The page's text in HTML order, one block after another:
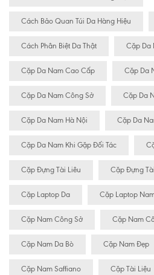
Cách Bảo Quan Túi Da Hàng Hiệu
Cách Phân Biệt Da Thật Cặp Da
Cặp Da Nam Cao Cấp Cặp Da
Cặp Da Nam Công Sở Cặp Da
Cặp Da Nam Hà Nội Cặp Da
Cặp Da Nam Khi Gặp Đối Tác
Cặp Đựng Tài Liêu Cặp Đựng
Cặp Laptop Da Cặp Laptop
Cặp Nam Công Sở Cặp Nam
Cặp Nam Da Bò Cặp Nam Đẹp
Cặp Nam Saffiano Cặp Tài Liệu